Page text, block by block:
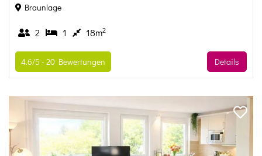
Braunlage
2 1 18m2
Details
4.6/5 - 20 Bewertungen